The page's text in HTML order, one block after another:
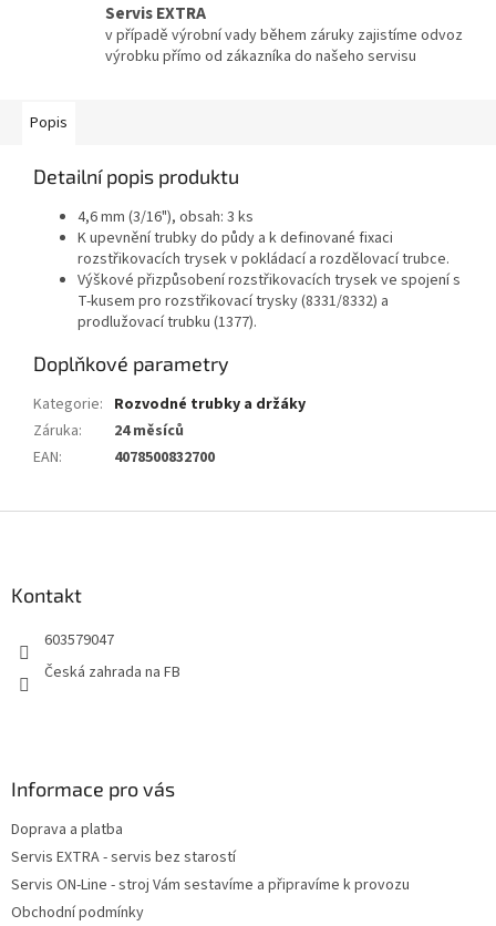
Servis EXTRA
v případě výrobní vady během záruky zajistíme odvoz
výrobku přímo od zákazníka do našeho servisu
Popis
Detailní popis produktu
4,6 mm (3/16"), obsah: 3 ks
K upevnění trubky do půdy a k definované fixaci
rozstřikovacích trysek v pokládací a rozdělovací trubce.
Výškové přizpůsobení rozstřikovacích trysek ve spojení s
T-kusem pro rozstřikovací trysky (8331/8332) a
prodlužovací trubku (1377).
Doplňkové parametry
Kategorie: Rozvodné trubky a držáky
Záruka:
24 měsíců
EAN: 4078500832700
Kontakt
603579047
Česká zahrada na FB
Informace pro vás
Doprava a platba
Servis EXTRA - servis bez starostí
Servis ON-Line - stroj Vám sestavíme a připravíme k provozu
Obchodní podmínky